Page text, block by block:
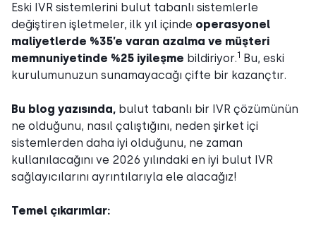
Eski IVR sistemlerini bulut tabanlı sistemlerle
değiştiren işletmeler, ilk yıl içinde operasyonel
maliyetlerde %35’e varan azalma ve müşteri
memnuniyetinde %25 iyileşme bildiriyor.1 Bu, eski
kurulumunuzun sunamayacağı çifte bir kazançtır.
Bu blog yazısında, bulut tabanlı bir IVR çözümünün
ne olduğunu, nasıl çalıştığını, neden şirket içi
sistemlerden daha iyi olduğunu, ne zaman
kullanılacağını ve 2026 yılındaki en iyi bulut IVR
sağlayıcılarını ayrıntılarıyla ele alacağız!
Temel çıkarımlar: